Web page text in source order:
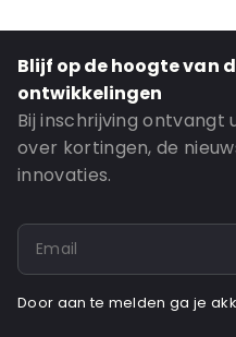
Blijf op de hoogte van
ontwikkelingen
Bij inschrijving ontvangt
over kortingen, de
innovaties.
Door aan te melden ga je